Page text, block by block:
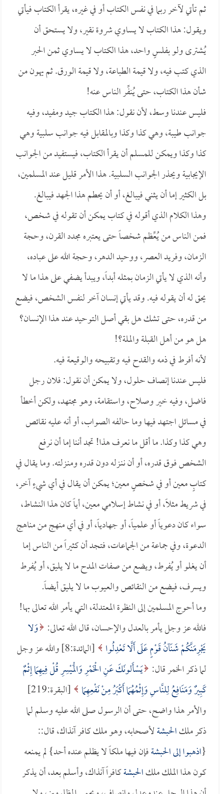
ثم تأتي لآخر ربما في نفس الكتاب أو في غيره، يقرأ الكتاب فيأتي
ويقول: هذا الكتاب لا يساوي شروة نقير، ولا يستحق أن
يُشترى ولو بفلسٍ واحد، هذا الكتاب لا يساوي ثمن الحبر
الذي كتب فيه، ولا قيمة الطباعة، ولا قيمة الورق. ثم يهون من
شأن هذا الكتاب، حتى يُنفِّر الناس عنه!
فليس عندنا وسط، لأن نقول: هذا الكتاب جيد ومفيد، وفيه
جوانب طيبة، وهي كذا وكذا وبالمقابل فيه جوانب سلبية وهي
كذا وكذا ويمكن للمسلم أن يقرأ الكتاب، فيستفيد من الجوانب
الإيجابية ويحذر الجوانب السلبية. هذا الأمر قليل عند المسلمين،
بل الكثير إما أن يثني فيبالغ، أو أن يحطم هذا الجهد فيبالغ.
وهذا الكلام الذي أقوله في كتاب يمكن أن تقوله في شخص،
فمن الناس من يُعِّظم شخصاً حتى يعتبره مجدد القرن، وحجة
الزمان، وفريد العصر، ووحيد الدهر، وحجة الله على عباده،
وأنه الذي لا يأتي الزمان بمثله أبداً، ويبدأ يضفي على هذا ما لا
يحق له أن يقوله فيه. وقد يأتي إنسان آخر لنفس الشخص، فيضع
من قدره، حتى تشك هل بقي أصل التوحيد عند هذا الإنسان؟
هل هو من أهل القبلة والملة؟!
لأنه أفرط في ذمه والقدح فيه وتقبيحه والوقيعة فيه.
فليس عندنا إنصاف حلول، ولا يمكن أن نقول: فلان رجل
فاضل، وفيه خير وصلاح، واستقامة، وهو مجتهد، ولكن أخطأ
في مسائل اجتهد فيها وما حالفه الصواب، أو أنه عليه نقائص
وهي كذا وكذا. ما أقل ما نعرف هذا! تجد أننا إما أن نرفع
الشخص فوق قدره، أو أن ننـزله دون قدره ومنـزلته. وما يقال في
كتابٍ معين أو في شخصٍ معين؛ يمكن أن يقال في أي شيءٍ آخر،
في شريط مثلاً، أو في نشاط إسلامي معين، أياً كان هذا النشاط،
سواء كان دعوياً أو علمياً، أو جهادياً، أو في أي منهج من مناهج
الدعوة، وفي جماعة من الجماعات، فتجد أن كثيراً من الناس إما
أن يغلو أو يُفرط، ويضع من صفات المدح ما لا يليق، أو يُفرط
ويسرف، فيضع من النقائص والعيوب ما لا يليق أيضاً.
وما أحوج المسلمين إلى النظرة المعتدلة، التي يأمر الله تعالى بها!
فالله عز وجل يأمر بالعدل والإحسان، قال الله تعالى: وَلا
يَجْرِمَنَّكُمْ شَنَآنُ قَوْمٍ عَلَى أَلَّا تَعْدِلُوا
[المائدة:8] والله عز وجل
لما ذكر الخمر قال: يَسْأَلونَكَ عَنِ الْخَمْرِ وَالْمَيْسِرِ قُلْ فِيهِمَا إِثْمٌ
كَبِيرٌ وَمَنَافِعُ لِلنَّاسِ وَإِثْمُهُمَا أَكْبَرُ مِنْ نَفْعِهِمَا
[البقرة:219]
والأمر هذا واضح، حتى أن الرسول صلى الله عليه وسلم لما
ذكر ملكالحبشةلأصحابه، وهو ملك كافر آنذاك، قال::
{اذهبوا إلىالحبشةفإن فيها ملكاً لا يظلم عنده أحد} لم يمنعه
كون هذا الملك ملكالحبشةكافراً آنذاك، وأسلم بعد، أن يذكر